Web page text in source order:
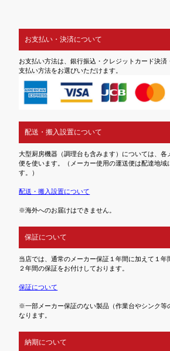
お支払い・決済について
お支払い方法は、銀行振込・クレジットカード決済
支払い方法をお選びいただけます。
配送・搬入設置について
大型厨房機器（調理台も含みます）については、各
便を使います。（メーカー使用の運送便は配達地域
す。）
配送・搬入設置について
※海外へのお届けはできません。
保証について
当店では、通常のメーカー保証１年間に加えて１年
２年間の保証をお付けしております。
保証について
※一部メーカー保証のない製品（作業台やシンク等
なります。
納期について